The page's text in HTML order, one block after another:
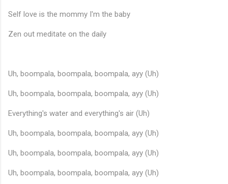
Self love is the mommy I'm the baby
Zen out meditate on the daily
Uh, boompala, boompala, boompala, ayy (Uh)
Uh, boompala, boompala, boompala, ayy (Uh)
Everything's water and everything's air (Uh)
Uh, boompala, boompala, boompala, ayy (Uh)
Uh, boompala, boompala, boompala, ayy (Uh)
Uh, boompala, boompala, boompala, ayy (Uh)